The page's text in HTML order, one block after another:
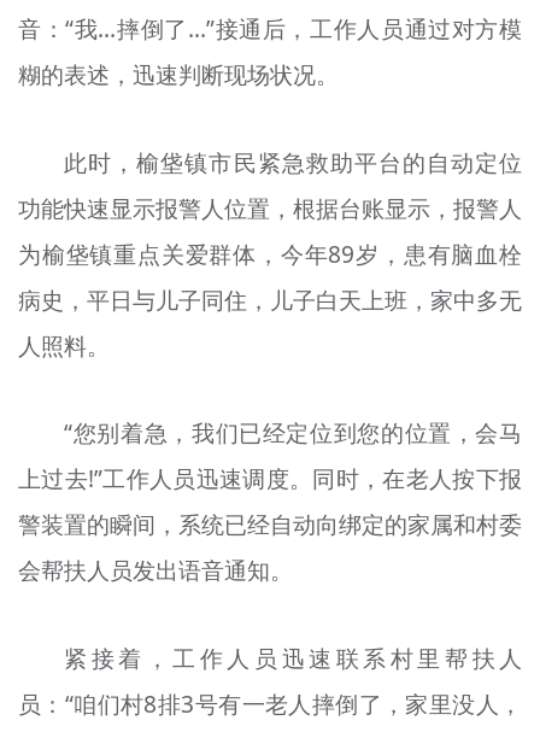
音：“我…摔倒了…”接通后，工作人员通过对方模
糊的表述，迅速判断现场状况。
此时，榆垡镇市民紧急救助平台的自动定位
功能快速显示报警人位置，根据台账显示，报警人
为榆垡镇重点关爱群体，今年89岁，患有脑血栓
病史，平日与儿子同住，儿子白天上班，家中多无
人照料。
“您别着急，我们已经定位到您的位置，会马
上过去!”工作人员迅速调度。同时，在老人按下报
警装置的瞬间，系统已经自动向绑定的家属和村委
会帮扶人员发出语音通知。
紧接着，工作人员迅速联系村里帮扶人
员：“咱们村8排3号有一老人摔倒了，家里没人，